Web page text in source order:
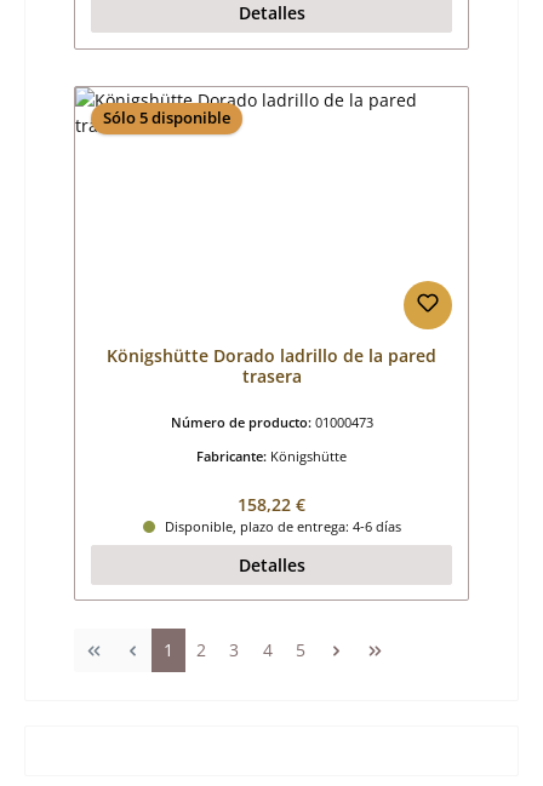
Detalles
Sólo 5 disponible
Königshütte Dorado ladrillo de la pared
trasera
Número de producto: 01000473
Fabricante: Königshütte
Precio normal:
158,22 €
Disponible, plazo de entrega: 4-6 días
Detalles
Página
1 Página
2 Página
3 Página
4 Página
5